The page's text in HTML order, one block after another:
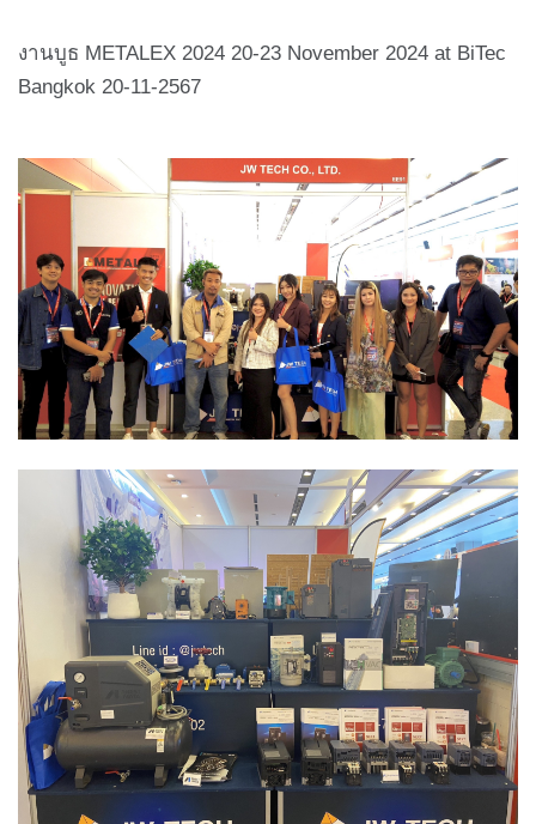
งานบูธ METALEX 2024 20-23 November 2024 at BiTec
Bangkok 20-11-2567